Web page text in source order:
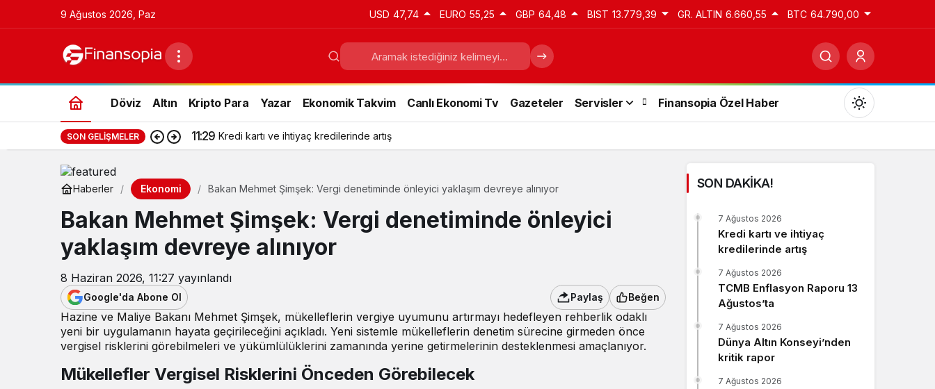
9 Ağustos 2026, Paz USD 47,74 EURO 55,25 GBP 64,48 BIST 13.779,39 GR. ALTIN 6.660,55 BTC 64.790,00
Döviz Altın Kripto Para Yazar Ekonomik Takvim Canlı Ekonomi Tv Gazeteler Servisler Finansopia Özel Haber
Gündüz modunu seçin.
Gece Modu
Gece modunu seçin.
Sistem Modu
Sistem modunu seçin.
SON GELIŞMELER 11:29 Kredi kartı ve ihtiyaç kredilerinde artış
Haberler Ekonomi Bakan Mehmet Şimşek: Vergi denetiminde önleyici yaklaşım devreye alınıyor
Bakan Mehmet Şimşek: Vergi denetiminde önleyici
yaklaşım devreye alınıyor
8 Haziran 2026, 11:27 yayınlandı
Google'da Abone Ol Paylaş Beğen
Hazine ve Maliye Bakanı Mehmet Şimşek, mükelleflerin vergiye uyumunu artırmayı hedefleyen rehberlik odaklı
yeni bir uygulamanın hayata geçirileceğini açıkladı. Yeni sistemle mükelleflerin denetim sürecine girmeden önce
vergisel risklerini görebilmeleri ve yükümlülüklerini zamanında yerine getirmelerinin desteklenmesi amaçlanıyor.
Mükellefler Vergisel Risklerini Önceden Görebilecek
SON DAKİKA!
Kredi kartı ve ihtiyaç
kredilerinde artış
7 Ağustos 2026
TCMB Enflasyon Raporu 13
Ağustos’ta
7 Ağustos 2026
Dünya Altın Konseyi’nden
kritik rapor
7 Ağustos 2026
7 Ağustos 2026